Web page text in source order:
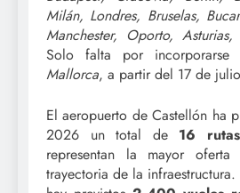
Milán, Londres, Bruselas,
Manchester, Oporto,
Solo falta por
Mallorca, a partir del 17 de
El aeropuerto de Castellón ha
2026 un total de 16
representan la mayor
trayectoria de la